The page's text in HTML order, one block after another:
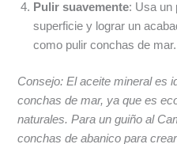
Pulir suavemente: Usa un
superficie y lograr un
como pulir conchas de mar.
Consejo: El aceite mineral es
conchas de mar, ya que es
naturales. Para un guiño al
conchas de abanico para